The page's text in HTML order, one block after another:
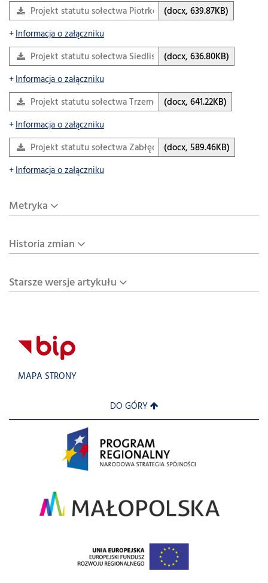
Projekt statutu sołectwa Piotrkowice 2026 kon
(docx, 639.87KB)
Informacja o załączniku
Projekt statutu sołectwa Siedliska 2026 kon
(docx, 636.80KB)
Informacja o załączniku
Projekt statutu sołectwa Trzemesna 2026 kon
(docx, 641.22KB)
Informacja o załączniku
Projekt statutu sołectwa Zabłędza 2026 kon
(docx, 589.46KB)
Informacja o załączniku
Metryka
Historia zmian
Starsze wersje artykułu
MAPA STRONY
DO GÓRY